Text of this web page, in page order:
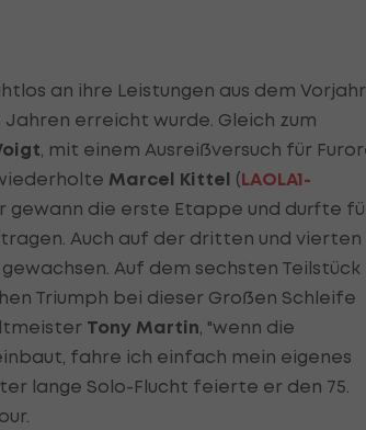
an ihre Leistungen aus dem Vorjahr
erreicht wurde. Gleich zum
, mit einem Ausreißversuch für
Marcel Kittel (LAOLA1-
gewann die erste Etappe und durfte
Auch auf der dritten und vierten
Auf dem sechsten Teilstück
Triumph bei dieser Großen Schleife
Tony Martin, "wenn die
fahre ich einfach mein eigenes
lange Solo-Flucht feierte er den 75.